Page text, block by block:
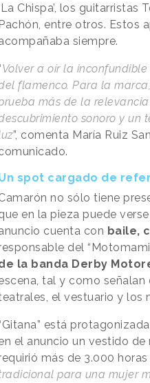
Chispa’, los
Pachón, entre otros. Estos
siempre.
Volver a oír la
flamenco. Para la
más de la
sonoro y un
”, comenta María Ruiz
spot cargado de
no sólo tiene
en la pieza puede
cuenta con baile,
del
la banda Derby
tal y como
el vestuario y los
está
el anuncio un vestido
más de 3.000
para una mujer